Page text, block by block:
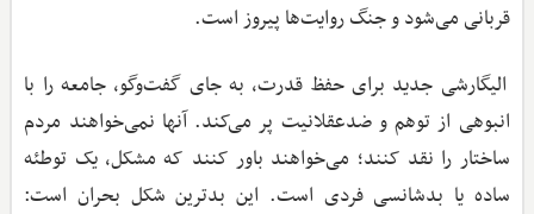
قربانی می‌شود و جنگ روایت‌ها پیروز است.
الیگارشی جدید برای حفظ قدرت، به جای گفت‌وگو، جامعه را با
انبوهی از توهم و ضدعقلانیت پر می‌کند. آنها نمی‌خواهند مردم
ساختار را نقد کنند؛ می‌خواهند باور کنند که مشکل، یک توطئه
ساده یا بدشانسی فردی است. این بدترین شکل بحران است: